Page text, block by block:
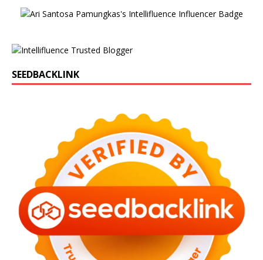
SEEDBACKLINK